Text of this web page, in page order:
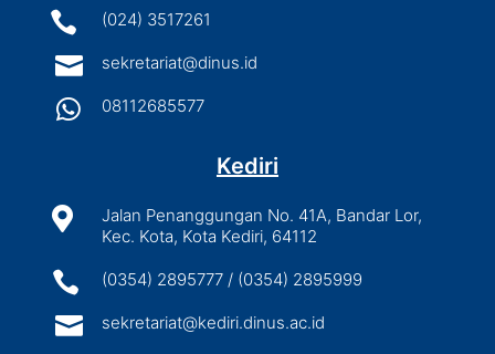
 (024) 3517261
 sekretariat@dinus.id
 08112685577
Kediri

Jalan Penanggungan No. 41A, Bandar Lor,
Kec. Kota, Kota Kediri, 64112
 (0354) 2895777 / (0354) 2895999
 sekretariat@kediri.dinus.ac.id